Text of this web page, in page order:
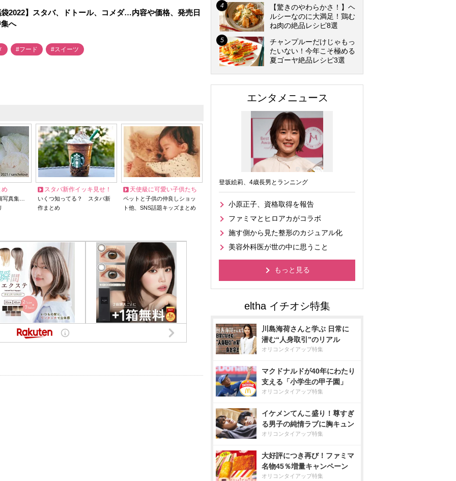
2022】スタバ、ドトール、コメダ…内容や価格、発売日
へ
#フード #スイーツ
め
写真集…
スタバ新作イッキ見せ！
いくつ知ってる？ スタバ新
作まとめ
天使級に可愛い子供たち
ペットと子供の仲良しショッ
ト他、SNS話題キッズまとめ
【驚きのやわらかさ！】ヘ
ルシーなのに大満足！鶏む
ね肉の絶品レシピ8選
チャンプルーだけじゃもっ
たいない！今年こそ極める
夏ゴーヤ絶品レシピ3選
エンタメニュース
登坂絵莉、4歳長男とランニング
小原正子、資格取得を報告
ファミマとヒロアカがコラボ
施す側から見た整形のカジュアル化
美容外科医が世の中に思うこと
もっと見る
川島海荷さんと学ぶ 日常に
潜む“人身取引”のリアル
オリコンタイアップ特集
マクドナルドが40年にわたり
支える「小学生の甲子園」
オリコンタイアップ特集
イケメンてんこ盛り！尊すぎ
る男子の純情ラブに胸キュン
オリコンタイアップ特集
大好評につき再び！ファミマ
名物45％増量キャンペーン
オリコンタイアップ特集